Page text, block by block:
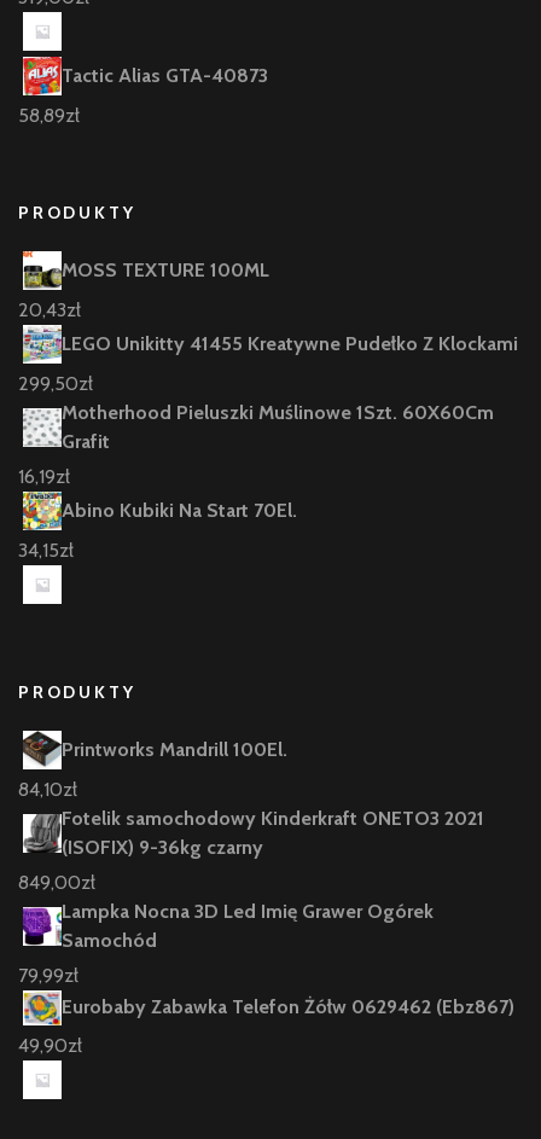
Tactic Alias GTA-40873
58,89zł
PRODUKTY
MOSS TEXTURE 100ML
20,43zł
LEGO Unikitty 41455 Kreatywne Pudełko Z Klockami
299,50zł
Motherhood Pieluszki Muślinowe 1Szt. 60X60Cm
Grafit
16,19zł
Abino Kubiki Na Start 70El.
34,15zł
PRODUKTY
Printworks Mandrill 100El.
84,10zł
Fotelik samochodowy Kinderkraft ONETO3 2021
(ISOFIX) 9-36kg czarny
849,00zł
Lampka Nocna 3D Led Imię Grawer Ogórek
Samochód
79,99zł
Eurobaby Zabawka Telefon Żółw 0629462 (Ebz867)
49,90zł